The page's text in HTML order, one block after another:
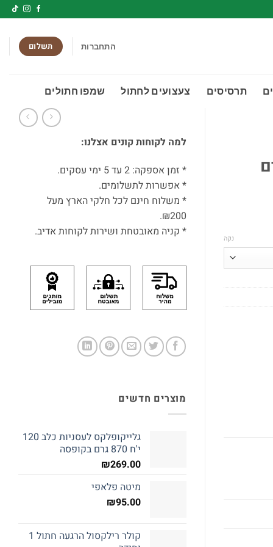
התחברות תשלום
תרסיסים צעצועים לחתול שמפו חתולים
למה לקוחות קונים אצלנו:
* זמן אספקה: 2 עד 5 ימי עסקים.
* אפשרות לתשלומים.
* משלוח חינם לכל חלקי הארץ מעל
₪200.
* קניה מאובטחת ושירות לקוחות אדיב.
מוצרים חדשים
גלייקופלקס לעסניות כלב 120
י'ח 870 גרם בקופסה
₪269.00
מיטה פלאפי
₪95.00
קולר רילקסול הרגעה חתול 1
500 גרם
נקה